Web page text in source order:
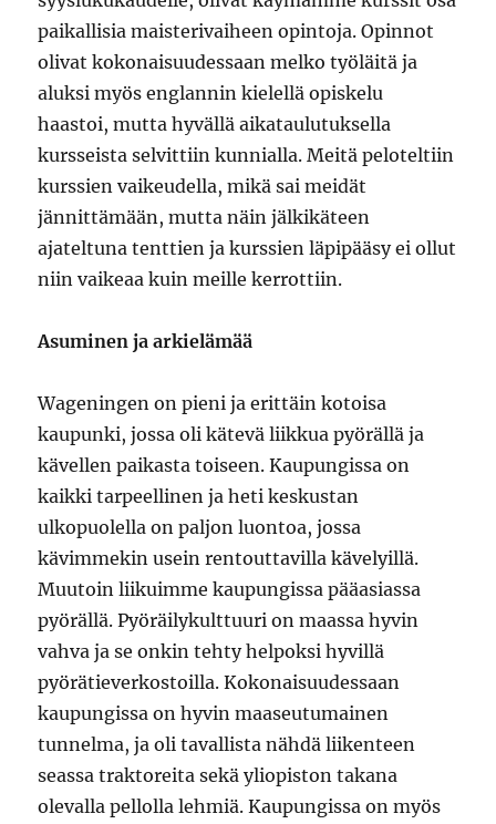
paikallisia maisterivaiheen opintoja. Opinnot
olivat kokonaisuudessaan melko työläitä ja
aluksi myös englannin kielellä opiskelu
haastoi, mutta hyvällä aikataulutuksella
kursseista selvittiin kunnialla. Meitä peloteltiin
kurssien vaikeudella, mikä sai meidät
jännittämään, mutta näin jälkikäteen
ajateltuna tenttien ja kurssien läpipääsy ei ollut
niin vaikeaa kuin meille kerrottiin.
Asuminen ja arkielämää
Wageningen on pieni ja erittäin kotoisa
kaupunki, jossa oli kätevä liikkua pyörällä ja
kävellen paikasta toiseen. Kaupungissa on
kaikki tarpeellinen ja heti keskustan
ulkopuolella on paljon luontoa, jossa
kävimmekin usein rentouttavilla kävelyillä.
Muutoin liikuimme kaupungissa pääasiassa
pyörällä. Pyöräilykulttuuri on maassa hyvin
vahva ja se onkin tehty helpoksi hyvillä
pyörätieverkostoilla. Kokonaisuudessaan
kaupungissa on hyvin maaseutumainen
tunnelma, ja oli tavallista nähdä liikenteen
seassa traktoreita sekä yliopiston takana
olevalla pellolla lehmiä. Kaupungissa on myös